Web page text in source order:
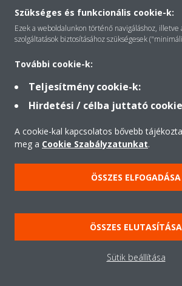
Megoldások
Kapcsolat
Termékek
Minden jog fenntartva ©
Jogi nyilatkozat
Cookie-süti-
Adatvédelmi szabályzat
Kereskedelmi Feltételek Üzleti
Szükséges és funkcionális cookie-k:
Ezek a weboldalunkon történő navigáláshoz,
szolgáltatások biztosításához szükségesek
További cookie-k:
Teljesítmény cookie-k:
Hirdetési / célba juttató
A cookie-kal kapcsolatos bővebb
meg a Cookie Szabályzatunkat.
ÖSSZES ELFOGADÁSA
ÖSSZES ELUTASÍTÁSA
Sütik beállítása